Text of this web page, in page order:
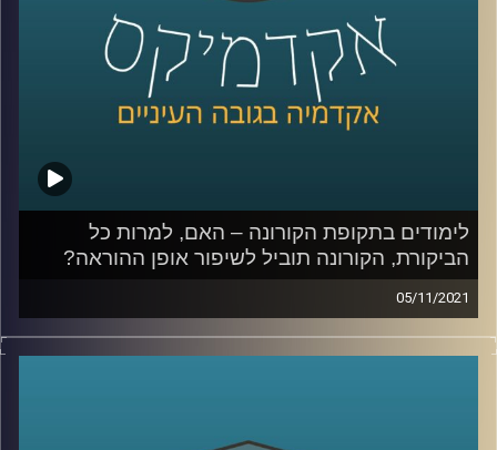
קרדיט תמונות:
AudioVersity
לימודים בתקופת הקורונה – האם, למרות כל
הביקורת, הקורונה תוביל לשיפור אופן ההוראה?
05/11/2021
הקורונה שינתה את האופן בו התנהלו הרבה ענפים ותחומים
ובהם גם ההוראה. וכך,כרעם ביום בהיר קיבלו כל העוסקים